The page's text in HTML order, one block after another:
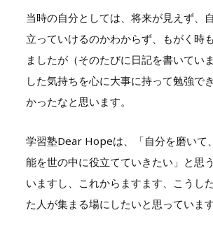
当時の自分としては、将来が見えず、
立っていけるのかわからず、もがく時
ましたが（そのたびに日記を書いてい
した気持ちを心に大事に持って勉強で
かったなと思います。
学習塾Dear Hopeは、「自分を磨いて
能を世の中に役立てていきたい」と思
いますし、これからますます、こうし
た人が集まる場にしたいと思っています